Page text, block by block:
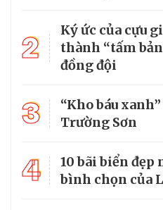
2
Ký ức của cựu
thành “tấm
đồng đội
3
“Kho báu
Trường Sơn
4
10 bãi biển đẹp
bình chọn của